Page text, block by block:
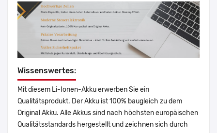
Wissenswertes:
Mit diesem Li-Ionen-Akku erwerben Sie ein
Qualitätsprodukt. Der Akku ist 100% baugleich zu dem
Original Akku. Alle Akkus sind nach höchsten europäischen
Qualitätsstandards hergestellt und zeichnen sich durch